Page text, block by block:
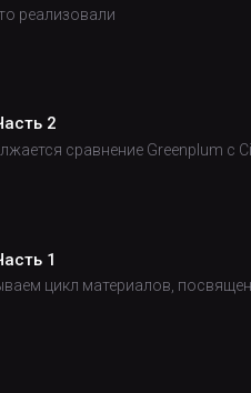
реализовали
2
сравнение Greenplum с
1
цикл материалов,